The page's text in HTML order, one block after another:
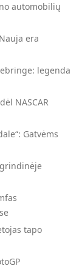
automobilių
era
legenda
NASCAR
Gatvėms
tapo